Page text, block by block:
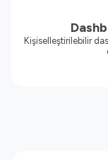
Kişiselleştirilebilir